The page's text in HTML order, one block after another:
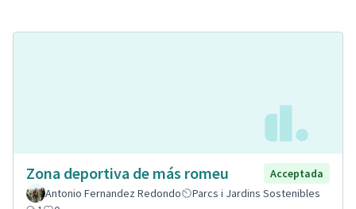
Zona deportiva de más romeu
Acceptada
Antonio Fernandez Redondo
Parcs i Jardins Sostenibles